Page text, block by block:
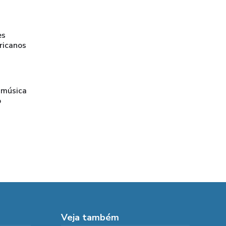
Veja também